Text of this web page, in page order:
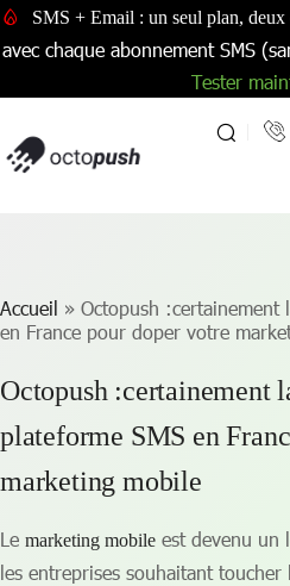
SMS + Email : un seul plan, deux
avec chaque abonnement SMS
Tester
Accueil » Octopush :certainement
en France pour doper votre
Octopush :certainement
plateforme SMS en
marketing mobile
Le marketing mobile est devenu un
les entreprises souhaitant